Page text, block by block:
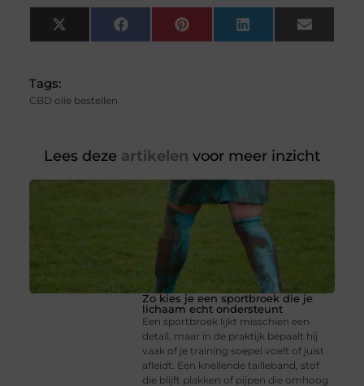
X
(Twitter)
FacebookPinterest LinkedIn Email
Tags:
CBD olie bestellen
Lees deze artikelen voor meer inzicht
Zo kies je een sportbroek die je
lichaam echt ondersteunt
Een sportbroek lijkt misschien een
detail, maar in de praktijk bepaalt hij
vaak of je training soepel voelt of juist
afleidt. Een knellende tailleband, stof
die blijft plakken of pijpen die omhoog